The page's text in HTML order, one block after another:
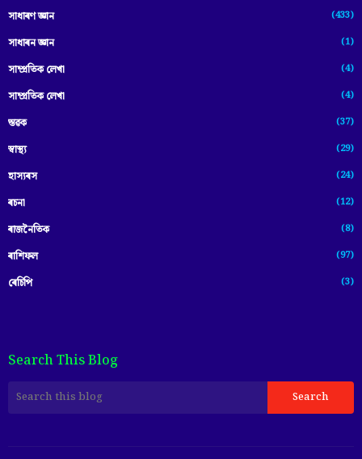
সাধাৰণ জ্ঞান (433)
সাধাৰন জ্ঞান (1)
সাম্প্রতিক লেখা (4)
সাম্প্ৰতিক লেখা (4)
স্তৱক (37)
স্বাস্থ্য (29)
হাস্যৰস (24)
ৰচনা (12)
ৰাজনৈতিক (8)
ৰাশিফল (97)
ৰেচিপি (3)
Search This Blog